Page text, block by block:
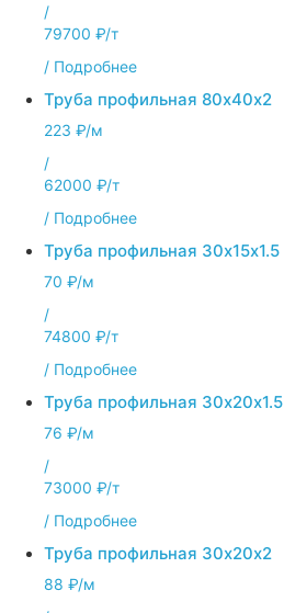
/
79700 ₽/т
/ Подробнее
Труба профильная 80х40х2
223 ₽/м
/
62000 ₽/т
/ Подробнее
Труба профильная 30х15х1.5
70 ₽/м
/
74800 ₽/т
/ Подробнее
Труба профильная 30х20х1.5
76 ₽/м
/
73000 ₽/т
/ Подробнее
Труба профильная 30х20х2
88 ₽/м